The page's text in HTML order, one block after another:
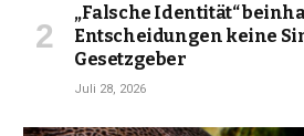
„Falsche Identität“
Entscheidungen keine
Gesetzgeber
Juli 28, 2026